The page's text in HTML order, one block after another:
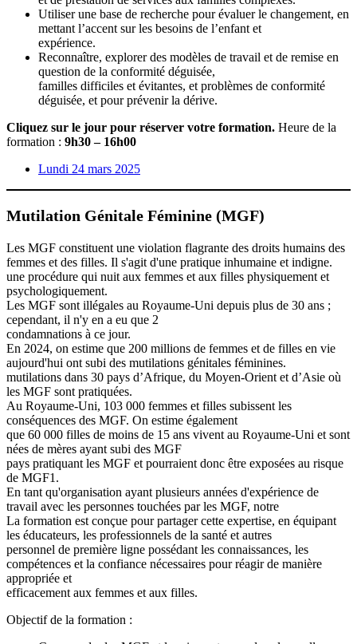
Utiliser une base de recherche pour évaluer le changement, en
mettant l’accent sur les besoins de l’enfant et
expérience.
Reconnaître, explorer des modèles de travail et de remise en
question de la conformité déguisée,
familles difficiles et évitantes, et problèmes de conformité
déguisée, et pour prévenir la dérive.
Cliquez sur le jour pour réserver votre formation. Heure de la
formation : 9h30 – 16h00
Lundi 24 mars 2025
Mutilation Génitale Féminine (MGF)
Les MGF constituent une violation flagrante des droits humains des
femmes et des filles. Il s'agit d'une pratique inhumaine et indigne.
une procédure qui nuit aux femmes et aux filles physiquement et
psychologiquement.
Les MGF sont illégales au Royaume-Uni depuis plus de 30 ans ;
cependant, il n'y en a eu que 2
condamnations à ce jour.
En 2024, on estime que 200 millions de femmes et de filles en vie
aujourd'hui ont subi des mutilations génitales féminines.
mutilations dans 30 pays d’Afrique, du Moyen-Orient et d’Asie où
les MGF sont pratiquées.
Au Royaume-Uni, 103 000 femmes et filles subissent les
conséquences des MGF. On estime également
que 60 000 filles de moins de 15 ans vivent au Royaume-Uni et sont
nées de mères ayant subi des MGF
pays pratiquant les MGF et pourraient donc être exposées au risque
de MGF1.
En tant qu'organisation ayant plusieurs années d'expérience de
travail avec les personnes touchées par les MGF, notre
La formation est conçue pour partager cette expertise, en équipant
les éducateurs, les professionnels de la santé et autres
personnel de première ligne possédant les connaissances, les
compétences et la confiance nécessaires pour réagir de manière
appropriée et
efficacement aux femmes et aux filles.
Objectif de la formation :